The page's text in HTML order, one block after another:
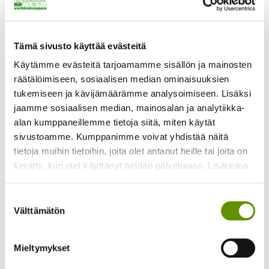
Tämä sivusto käyttää evästeitä
Käytämme evästeitä tarjoamamme sisällön ja mainosten
räätälöimiseen, sosiaalisen median ominaisuuksien
tukemiseen ja kävijämäärämme analysoimiseen. Lisäksi
jaamme sosiaalisen median, mainosalan ja analytiikka-
alan kumppaneillemme tietoja siitä, miten käytät
sivustoamme. Kumppanimme voivat yhdistää näitä
tietoja muihin tietoihin, joita olet antanut heille tai joita on
kerätty, kun olet käyttänyt heidän palvelujaan. Lisätietoa
valinta
Välttämätön
Mieltymykset
Niitty- ja
perennasekoitus 10 m2
Pölyttäjille ja maisemointiin
noin 10 m2 alueelle valmis
4,95€ Sisältää arvonlisäveron
Niittyseos ’Countryside’
noin 10 m2 -sekoitus
Valmis seos noin 10 m2
alueelle
Sisältää arvonlisäveron